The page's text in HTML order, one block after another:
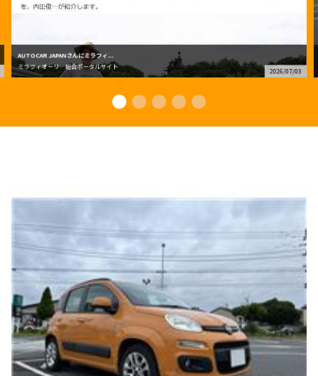
AUTOCAR JAPANさんにミラフィ...
ミラフィオーリ 総合ポータルサイト
2026/07/03